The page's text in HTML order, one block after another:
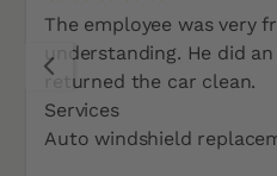
The employee was very
understanding. He did
returned the car clean.
Services
Auto windshield